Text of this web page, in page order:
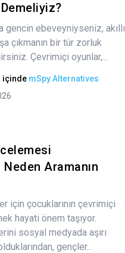
gencin ebeveyniyseniz, akıllı
çıkmanın bir tür zorluk
Çevrimiçi oyunlar,...
içinde mSpy Alternatives
Aramanın
için çocuklarının çevrimiçi
hayati önem taşıyor.
sosyal medyada aşırı
gençler...